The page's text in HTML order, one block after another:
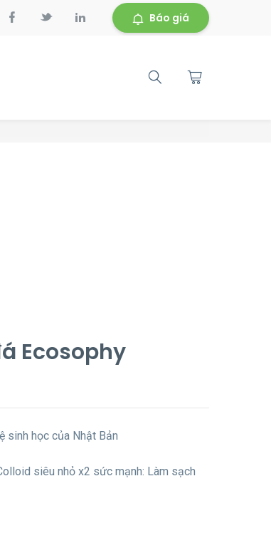
Báo giá
Ecosophy
sinh học của Nhật Bản
siêu nhỏ x2 sức mạnh: Làm sạch